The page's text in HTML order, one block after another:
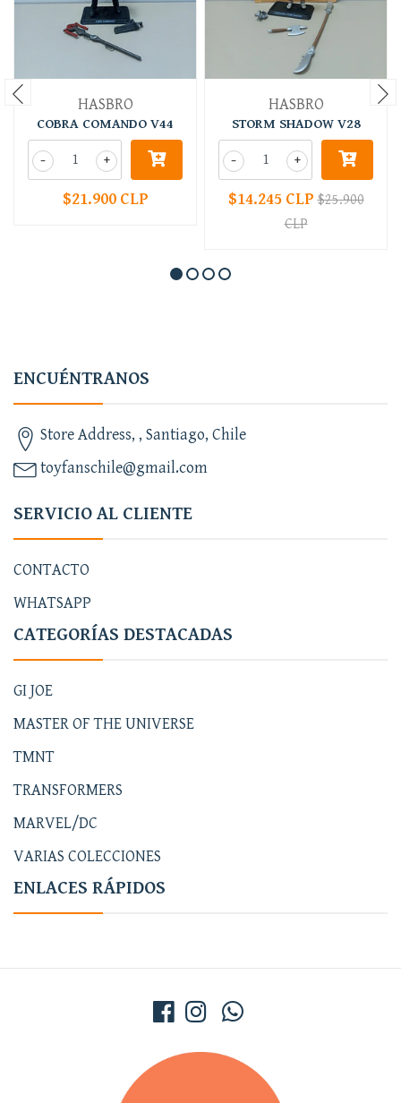
HASBRO
COBRA COMANDO V44
+
-
$21.900 CLP
HASBRO
STORM SHADOW V28
+
-
$14.245 CLP$25.900
CLP
ENCUÉNTRANOS
Store Address, , Santiago, Chile
toyfanschile@gmail.com
SERVICIO AL CLIENTE
CONTACTO
WHATSAPP
CATEGORÍAS DESTACADAS
GI JOE
MASTER OF THE UNIVERSE
TMNT
TRANSFORMERS
MARVEL/DC
VARIAS COLECCIONES
ENLACES RÁPIDOS